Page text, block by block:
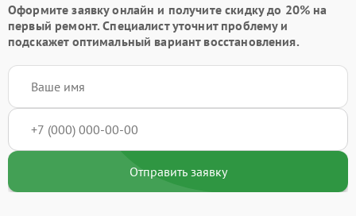
Оформите заявку онлайн и получитескидку до 20% на
первый ремонт. Специалист уточнит проблему и
подскажет оптимальный вариант восстановления.
Отправить заявку